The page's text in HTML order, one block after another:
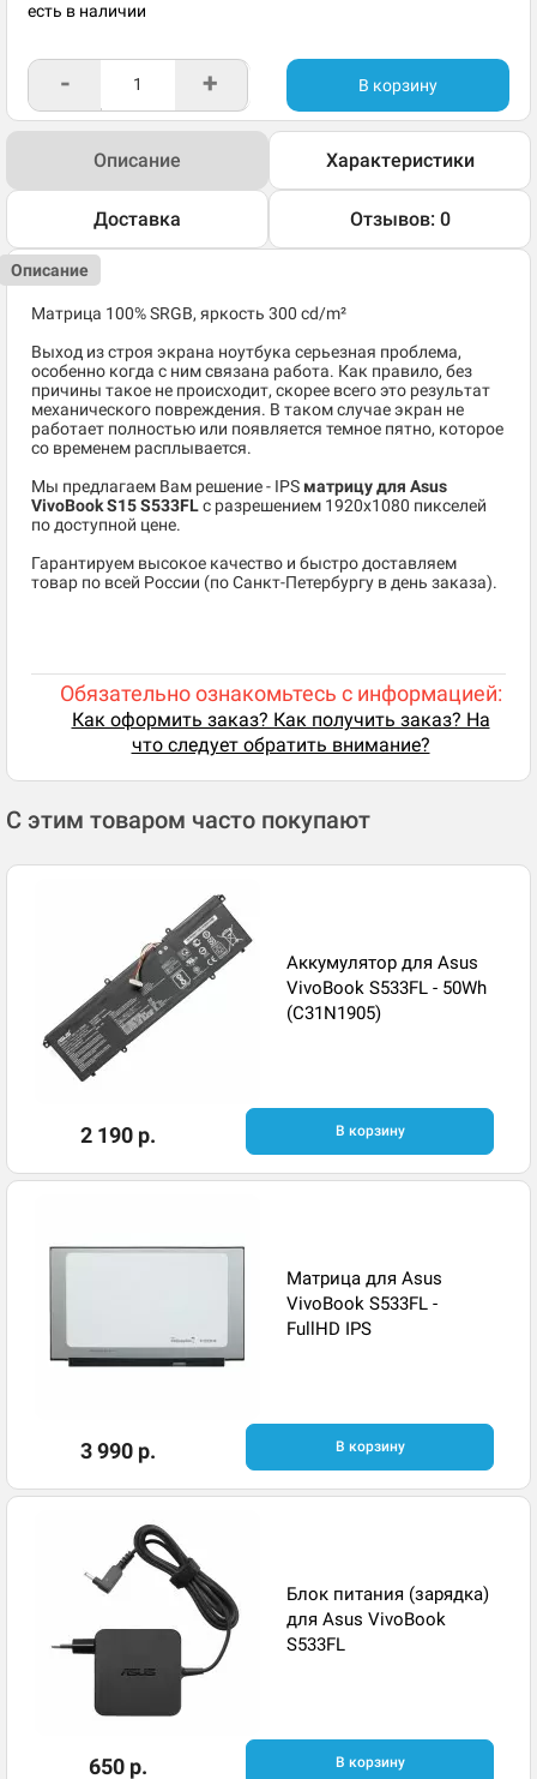
есть в наличии
- + В корзину
Описание Характеристики
Доставка Отзывов: 0
Описание
Матрица 100% SRGB, яркость 300 cd/m²
Выход из строя экрана ноутбука серьезная проблема,
особенно когда с ним связана работа. Как правило, без
причины такое не происходит, скорее всего это результат
механического повреждения. В таком случае экран не
работает полностью или появляется темное пятно, которое
со временем расплывается.
Мы предлагаем Вам решение - IPS матрицу для Asus
VivoBook S15 S533FLc разрешением 1920x1080 пикселей
по доступной цене.
Гарантируем высокое качество и быстро доставляем
товар по всей России (по Санкт-Петербургу в день заказа).
Обязательно ознакомьтесь с информацией:
Как оформить заказ? Как получить заказ? На
что следует обратить внимание?
С этим товаром часто покупают
Аккумулятор для Asus
VivoBook S533FL - 50Wh
(C31N1905)
2 190 р. В корзину
Матрица для Asus
VivoBook S533FL -
FullHD IPS
3 990 р. В корзину
Блок питания (зарядка)
для Asus VivoBook
S533FL
650 р. В корзину